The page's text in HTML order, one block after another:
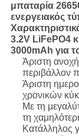
μπαταρία
ενεργειακός
3.2V LiFePO4
3000mAh για
Άριστη
περιβάλλον
Άριστη
χρονικών
Με τη
τη
Κατάλληλος